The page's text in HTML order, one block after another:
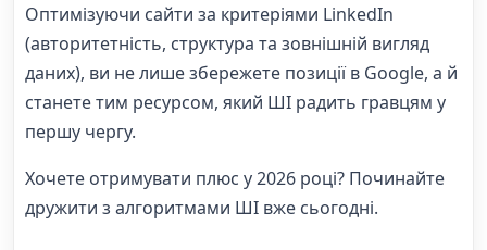
Оптимізуючи сайти за критеріями LinkedIn
(авторитетність, структура та зовнішній вигляд
даних), ви не лише збережете позиції в Google, а й
станете тим ресурсом, який ШІ радить гравцям у
першу чергу.
Хочете отримувати плюс у 2026 році? Починайте
дружити з алгоритмами ШІ вже сьогодні.